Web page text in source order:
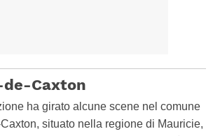
Caxton
ha girato alcune scene nel comune
situato nella regione di Mauricie,